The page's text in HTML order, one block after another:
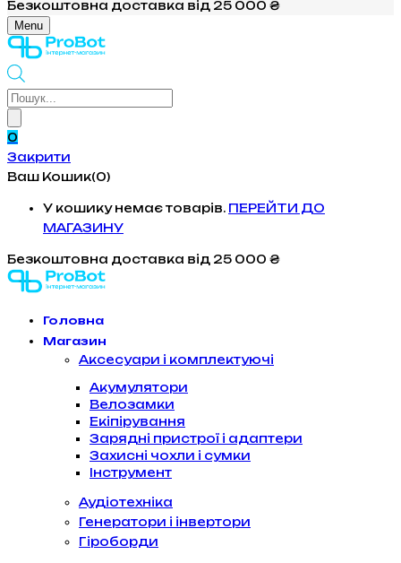
Безкоштовна доставка від 25 000 ₴
Menu
Products
0
Закрити
Ваш Кошик(0)
У кошику немає товарів. ПЕРЕЙТИ ДО
МАГАЗИНУ
Безкоштовна доставка від 25 000 ₴
Головна
Магазин
Аксесуари і комплектуючі
Акумулятори
Велозамки
Екіпірування
Зарядні пристрої і адаптери
Захисні чохли і сумки
Інструмент
Аудіотехніка
Генератори і інвертори
Гіроборди